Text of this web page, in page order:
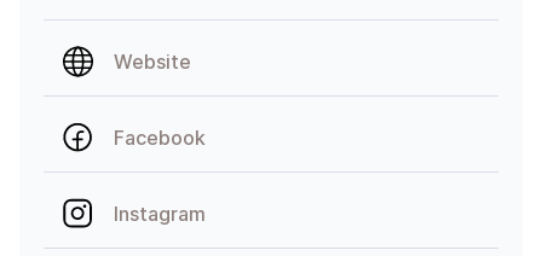
Website
Facebook
Instagram